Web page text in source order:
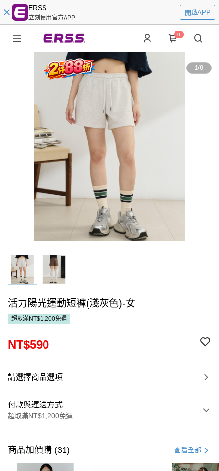
ERSS
立刻使用官方APP
開啟APP
0
1/8
活力陽光運動短褲(淺灰色)-女
超取滿NT$1,200免運
NT$590
請選擇商品選項
付款與運送方式
超取滿NT$1,200免運
信用卡一次付款
超商取貨付款
商品加價購 (31) 查看全部